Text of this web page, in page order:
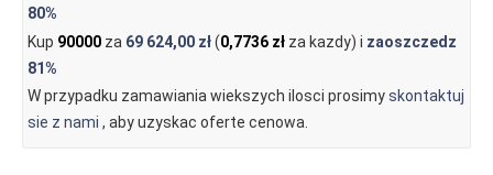
80%
Kup 90000za 69 624,00 zł(0,7736 złza kazdy) i zaoszczedz
81%
W przypadku zamawiania wiekszych ilosci prosimyskontaktuj
sie z nami , aby uzyskac oferte cenowa.